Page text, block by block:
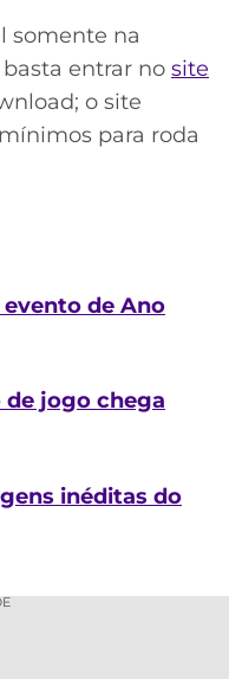
somente na
entrar no site
o site
para roda
de Ano
de jogo chega
inéditas do